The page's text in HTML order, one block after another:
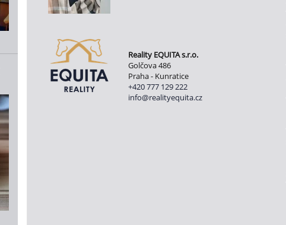
Reality EQUITA s.r.o.
Golčova 486
Praha - Kunratice
+420 777 129 222
info@realityequita.cz